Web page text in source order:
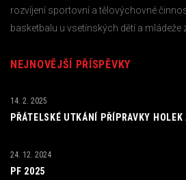
rozvíjení sportovní a tělovýchovné
basketbalu u vsetínských dětí a mládeže
NEJNOVĚJŠÍ PŘÍSPĚVKY
PŘÁTELSKÉ UTKÁNÍ PŘÍPRAVKY HOLEK
14. 2. 2025
PF 2025
24. 12. 2024